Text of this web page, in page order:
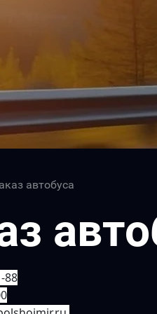
автобуса
88